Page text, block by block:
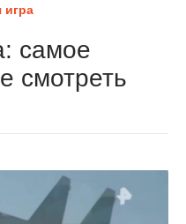
самое
смотреть